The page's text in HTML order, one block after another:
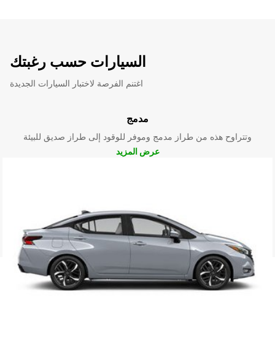
السيارات حسب رغبتك
اغتنم الفرصة لاختبار السيارات الجديدة
مدمج
وتتراوح هذه من طراز مدمج وموفر للوقود إلى طراز صديق للبيئة
عرض المزيد